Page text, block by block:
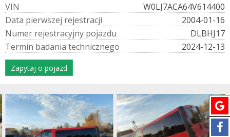
VIN
W0LJ7ACA64V614400
Data pierwszej rejestracji
2004-01-16
Numer rejestracyjny pojazdu
DLBHJ17
Termin badania technicznego 2024-12-13
Zapytaj o pojazd